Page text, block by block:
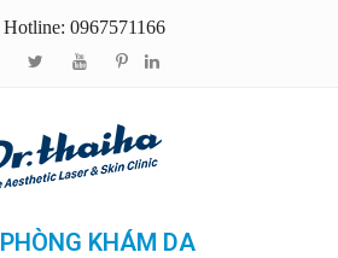
Hotline: 0967571166
PHÒNG KHÁM DA